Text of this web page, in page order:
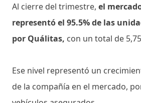
Al cierre del trimestre, el
representó el 95.5% de las
por Quálitas, con un total de
Ese nivel representó un
de la compañía en el mercado,